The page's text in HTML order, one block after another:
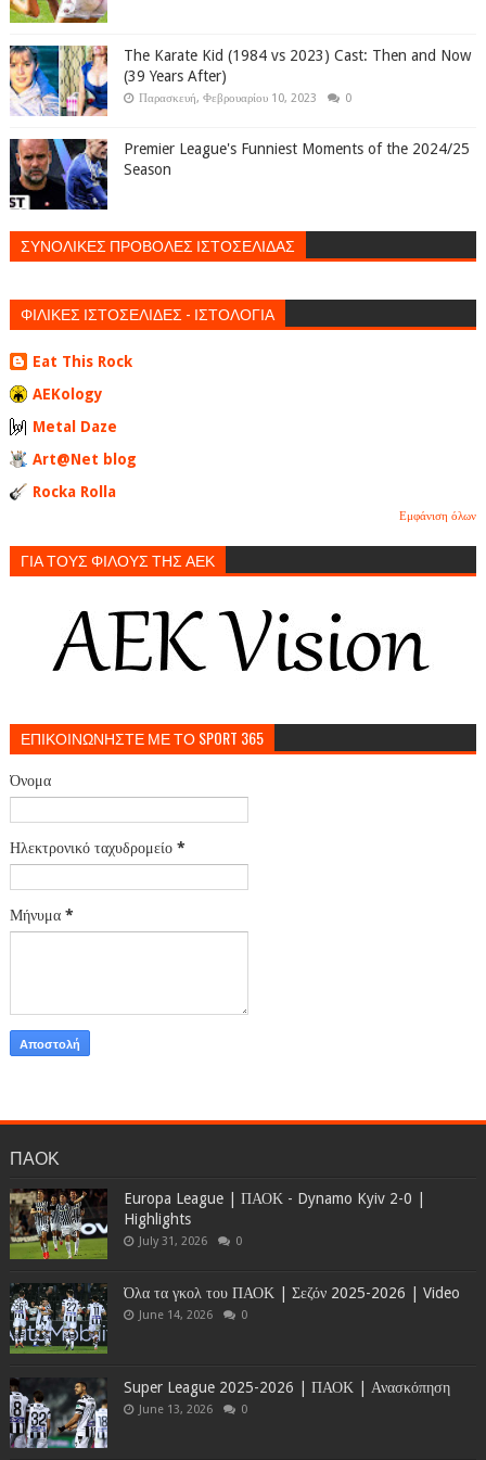
The Karate Kid (1984 vs 2023) Cast: Then and Now
(39 Years After)
Παρασκευή, Φεβρουαρίου 10, 2023 0
Premier League's Funniest Moments of the 2024/25
Season
ΣΥΝΟΛΙΚΕΣ ΠΡΟΒΟΛΕΣ ΙΣΤΟΣΕΛΙΔΑΣ
ΦΙΛΙΚΕΣ ΙΣΤΟΣΕΛΙΔΕΣ - ΙΣΤΟΛΟΓΙΑ
Eat This Rock
AEKology
Metal Daze
Art@Net blog
Rocka Rolla
Εμφάνιση όλων
ΓΙΑ ΤΟΥΣ ΦΙΛΟΥΣ ΤΗΣ ΑΕΚ
ΕΠΙΚΟΙΝΩΝΗΣΤΕ ΜΕ ΤΟ SPORT 365
Όνομα
Ηλεκτρονικό ταχυδρομείο *
Μήνυμα *
ΠΑΟΚ
Europa League | ΠΑΟΚ - Dynamo Kyiv 2-0 |
Highlights
July 31, 2026 0
Όλα τα γκολ του ΠΑΟΚ | Σεζόν 2025-2026 | Video
June 14, 2026 0
Super League 2025-2026 | ΠΑΟΚ | Ανασκόπηση
June 13, 2026 0